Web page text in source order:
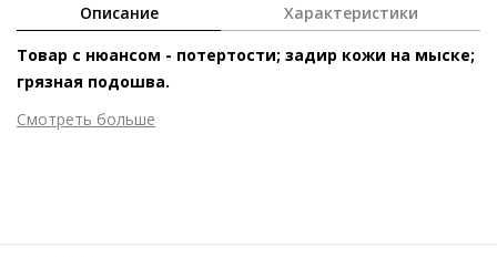
Описание Характеристики
Товар с нюансом - потертости; задир кожи на мыске;
грязная подошва.
Смотреть больше
Высота каблука 70 мм